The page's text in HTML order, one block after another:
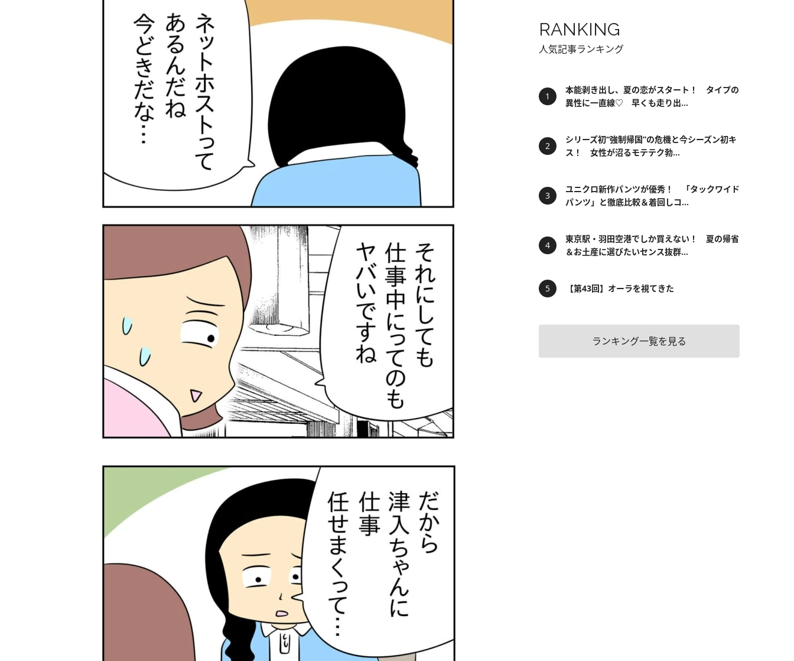
RANKING
人気記事ランキング
本能剥き出し、夏の恋がスタート！ タイプの
異性に一直線♡ 早くも走り出...
シリーズ初“強制帰国”の危機と今シーズン初キ
ス！ 女性が沼るモテテク勃...
ユニクロ新作パンツが優秀！ 「タックワイド
パンツ」と徹底比較＆着回しコ...
東京駅・羽田空港でしか買えない！ 夏の帰省
＆お土産に選びたいセンス抜群...
【第43回】オーラを視てきた
ランキング一覧を見る